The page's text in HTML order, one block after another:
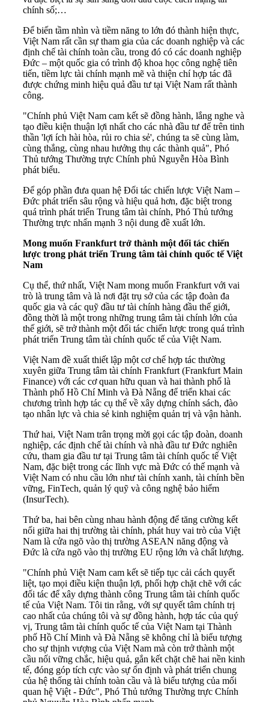
chính số;…
Để biến tầm nhìn và tiềm năng to lớn đó thành hiện thực,
Việt Nam rất cần sự tham gia của các doanh nghiệp và các
định chế tài chính toàn cầu, trong đó có các doanh nghiệp
Đức – một quốc gia có trình độ khoa học công nghệ tiên
tiến, tiềm lực tài chính mạnh mẽ và thiện chí hợp tác đã
được chứng minh hiệu quả đầu tư tại Việt Nam rất thành
công.
"Chính phủ Việt Nam cam kết sẽ đồng hành, lắng nghe và
tạo điều kiện thuận lợi nhất cho các nhà đầu tư để trên tinh
thần 'lợi ích hài hòa, rủi ro chia sẻ', chúng ta sẽ cùng làm,
cùng thắng, cùng nhau hưởng thụ các thành quả", Phó
Thủ tướng Thường trực Chính phủ Nguyễn Hòa Bình
phát biểu.
Để góp phần đưa quan hệ Đối tác chiến lược Việt Nam –
Đức phát triển sâu rộng và hiệu quả hơn, đặc biệt trong
quá trình phát triển Trung tâm tài chính, Phó Thủ tướng
Thường trực nhấn mạnh 3 nội dung đề xuất lớn.
Mong muốn Frankfurt trở thành một đối tác chiến
lược trong phát triển Trung tâm tài chính quốc tế Việt
Nam
Cụ thể, thứ nhất, Việt Nam mong muốn Frankfurt với vai
trò là trung tâm và là nơi đặt trụ sở của các tập đoàn đa
quốc gia và các quỹ đầu tư tài chính hàng đầu thế giới,
đồng thời là một trong những trung tâm tài chính lớn của
thế giới, sẽ trở thành một đối tác chiến lược trong quá trình
phát triển Trung tâm tài chính quốc tế của Việt Nam.
Việt Nam đề xuất thiết lập một cơ chế hợp tác thường
xuyên giữa Trung tâm tài chính Frankfurt (Frankfurt Main
Finance) với các cơ quan hữu quan và hai thành phố là
Thành phố Hồ Chí Minh và Đà Nẵng để triển khai các
chương trình hợp tác cụ thể về xây dựng chính sách, đào
tạo nhân lực và chia sẻ kinh nghiệm quản trị và vận hành.
Thứ hai, Việt Nam trân trọng mời gọi các tập đoàn, doanh
nghiệp, các định chế tài chính và nhà đầu tư Đức nghiên
cứu, tham gia đầu tư tại Trung tâm tài chính quốc tế Việt
Nam, đặc biệt trong các lĩnh vực mà Đức có thế mạnh và
Việt Nam có nhu cầu lớn như tài chính xanh, tài chính bền
vững, FinTech, quản lý quỹ và công nghệ bảo hiểm
(InsurTech).
Thứ ba, hai bên cùng nhau hành động để tăng cường kết
nối giữa hai thị trường tài chính, phát huy vai trò của Việt
Nam là cửa ngõ vào thị trường ASEAN năng động và
Đức là cửa ngõ vào thị trường EU rộng lớn và chất lượng.
"Chính phủ Việt Nam cam kết sẽ tiếp tục cải cách quyết
liệt, tạo mọi điều kiện thuận lợi, phối hợp chặt chẽ với các
đối tác để xây dựng thành công Trung tâm tài chính quốc
tế của Việt Nam. Tôi tin rằng, với sự quyết tâm chính trị
cao nhất của chúng tôi và sự đồng hành, hợp tác của quý
vị, Trung tâm tài chính quốc tế của Việt Nam tại Thành
phố Hồ Chí Minh và Đà Nẵng sẽ không chỉ là biểu tượng
cho sự thịnh vượng của Việt Nam mà còn trở thành một
cầu nối vững chắc, hiệu quả, gắn kết chặt chẽ hai nền kinh
tế, đóng góp tích cực vào sự ổn định và phát triển chung
của hệ thống tài chính toàn cầu và là biểu tượng của mối
quan hệ Việt - Đức", Phó Thủ tướng Thường trực Chính